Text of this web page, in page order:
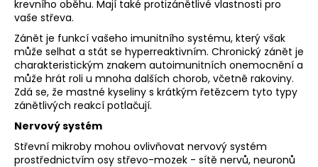
krevního oběhu. Mají také protizánětlivé vlastnosti pro
vaše střeva.
Zánět je funkcí vašeho imunitního systému, který však
může selhat a stát se hyperreaktivním. Chronický zánět je
charakteristickým znakem autoimunitních onemocnění a
může hrát roli u mnoha dalších chorob, včetně rakoviny.
Zdá se, že mastné kyseliny s krátkým řetězcem tyto typy
zánětlivých reakcí potlačují.
Nervový systém
Střevní mikroby mohou ovlivňovat nervový systém
prostřednictvím osy střevo-mozek - sítě nervů, neuronů